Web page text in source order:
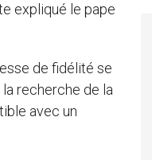
expliqué le pape
de fidélité se
recherche de la
avec un